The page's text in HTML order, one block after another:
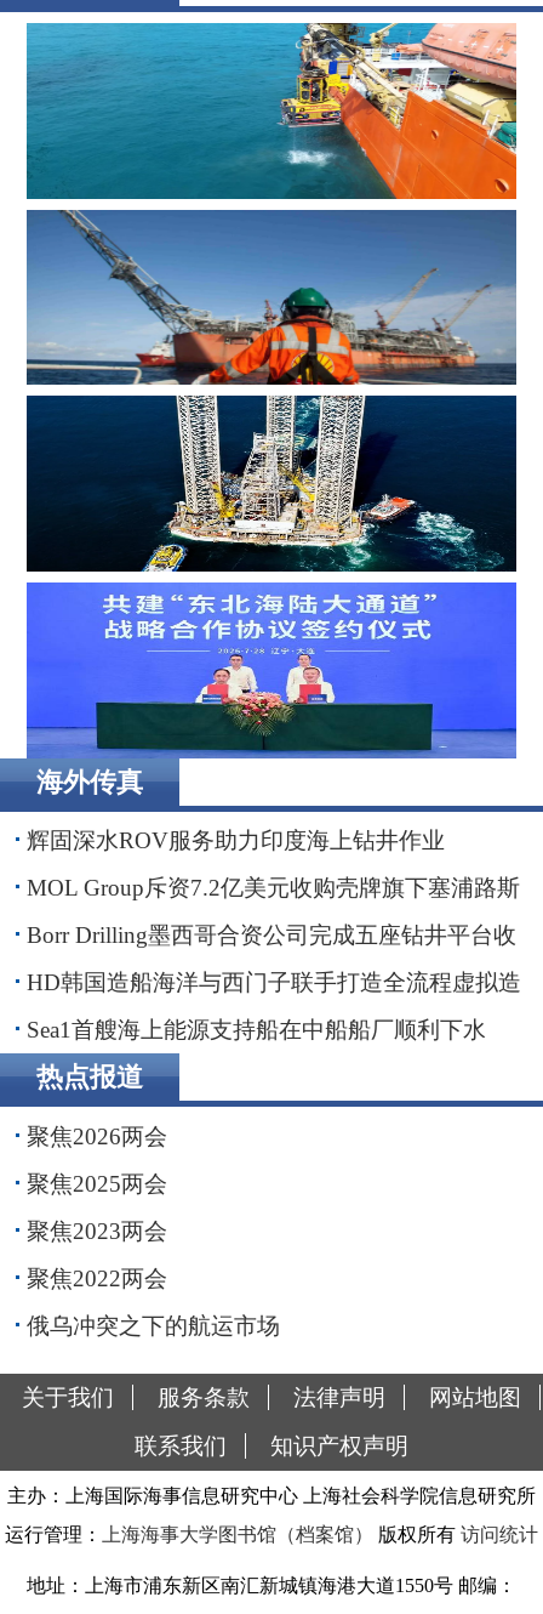
辉固深水ROV服务助力印度海上钻井作业
MOL Group斥资7.2亿美元收购壳牌旗下塞浦路斯子公司
Borr Drilling墨西哥合资公司完成五座钻井平台收购，交易
额2.87亿美元
辽港集团携手国铁沈阳局，落地多项重点合作项目
海外传真
辉固深水ROV服务助力印度海上钻井作业
MOL Group斥资7.2亿美元收购壳牌旗下塞浦路斯
子公司
Borr Drilling墨西哥合资公司完成五座钻井平台收
购，交易额2.87亿美元
HD韩国造船海洋与西门子联手打造全流程虚拟造
船平台
Sea1首艘海上能源支持船在中船船厂顺利下水
热点报道
聚焦2026两会
聚焦2025两会
聚焦2023两会
聚焦2022两会
俄乌冲突之下的航运市场
关于我们 服务条款 法律声明
网站地图
联系我们
知识产权声明
主办：上海国际海事信息研究中心 上海社会科学院信息研究所
运行管理：
上海海事大学图书馆（档案馆） 版权所有 访问统计
地址：上海市浦东新区南汇新城镇海港大道1550号 邮编：